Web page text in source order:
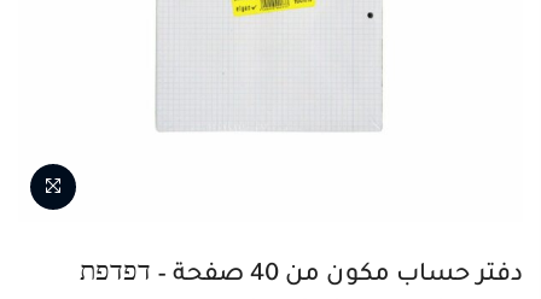
دفتر حساب مكون من 40 صفحة – דפדפת